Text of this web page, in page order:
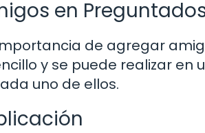
en
de agregar
y se puede realizar en
uno de ellos.